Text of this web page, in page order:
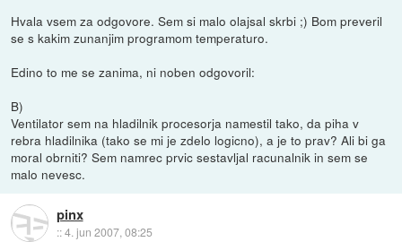
Hvala vsem za odgovore. Sem si malo olajsal skrbi ;) Bom preveril
se s kakim zunanjim programom temperaturo.
Edino to me se zanima, ni noben odgovoril:
B)
Ventilator sem na hladilnik procesorja namestil tako, da piha v
rebra hladilnika (tako se mi je zdelo logicno), a je to prav? Ali bi ga
moral obrniti? Sem namrec prvic sestavljal racunalnik in sem se
malo nevesc.
pinx
::4. jun 2007, 08:25